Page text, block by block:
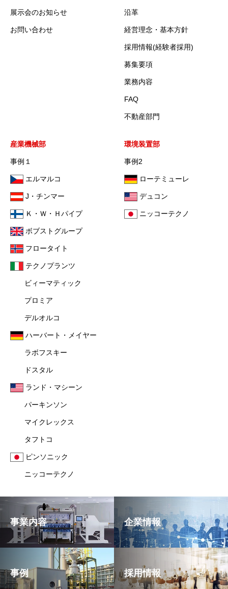
展示会のお知らせ
お問い合わせ
沿革
経営理念・基本方針
採用情報(経験者採用)
募集要項
業務内容
FAQ
不動産部門
産業機械部
事例１
エルマルコ
J・チンマー
Ｋ・Ｗ・Ｈパイプ
ボブストグループ
フロータイト
テクノプランツ
ビィーマティック
プロミア
デルオルコ
ハーバート・メイヤー
ラボフスキー
ドスタル
ランド・マシーン
パーキンソン
マイクレックス
タフトコ
ピンソニック
ニッコーテクノ
環境装置部
事例2
ローテミューレ
デュコン
ニッコーテクノ
事業内容 企業情報
事例 採用情報